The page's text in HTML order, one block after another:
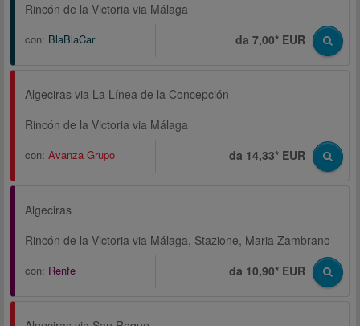
Rincón de la Victoria via Málaga
con: BlaBlaCar da 7,00* EUR
Algeciras via La Línea de la Concepción
Rincón de la Victoria via Málaga
con: Avanza Grupo da 14,33* EUR
Algeciras
Rincón de la Victoria via Málaga, Stazione, Maria Zambrano
con: Renfe da 10,90* EUR